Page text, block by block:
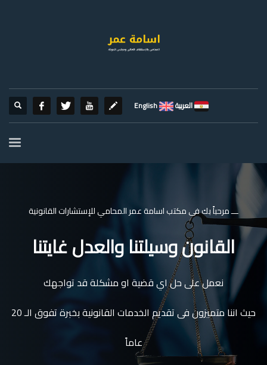
العربية English
ـــ مرحباً بك فى مكتب اسامة عمر المحامي للإستشارات القانونية
القانون وسيلتنا والعدل غايتنا
نعمل على حل اي قضية او مشكلة قد تواجهك
حيث اننا متميزون فى تقديم الخدمات القانونية بخبرة تفوق الـ 20
عاماً